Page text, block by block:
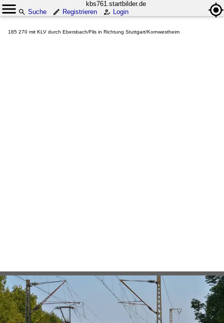
kbs761.startbilder.de
Suche
Registrieren Login
185 270 mit KLV durch Ebersbach/Fils in Richtung Stuttgart/Kornwestheim